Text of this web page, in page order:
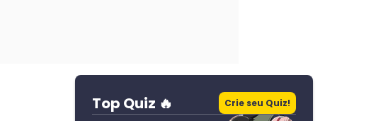
Top Quiz 🔥 Crie seu Quiz!